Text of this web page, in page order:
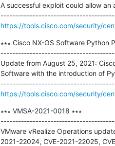
A successful exploit could allow
https://tools.cisco.com/security/
∗∗∗ Cisco NX-OS Software Python
Update from August 25, 2021:
Software with the introduction of
https://tools.cisco.com/security/
∗∗∗ VMSA-2021-0018 ∗∗∗
VMware vRealize Operations
2021-22024, CVE-2021-22025,